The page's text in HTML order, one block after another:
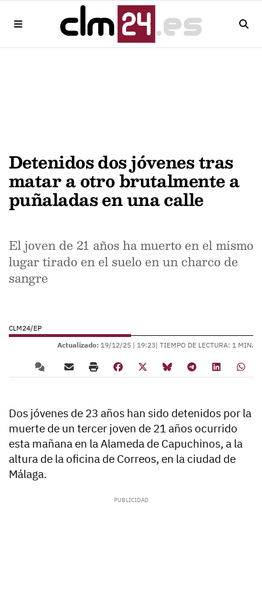
Detenidos dos jóvenes tras
matar a otro brutalmente a
puñaladas en una calle
El joven de 21 años ha muerto en el mismo
lugar tirado en el suelo en un charco de
sangre
CLM24/EP
Actualizado: 19/12/25 | 19:23| TIEMPO DE LECTURA: 1 MIN.
Dos jóvenes de 23 años han sido detenidos por la
muerte de un tercer joven de 21 años ocurrido
esta mañana en la Alameda de Capuchinos, a la
altura de la oficina de Correos, en la ciudad de
Málaga.